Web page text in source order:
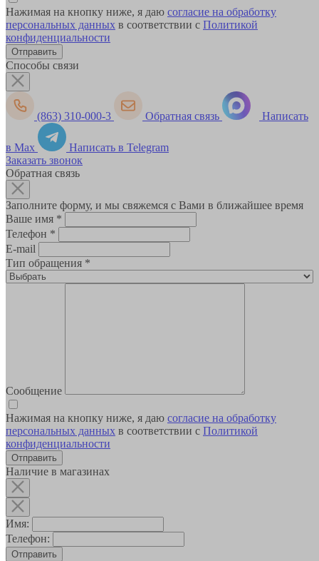
Нажимая на кнопку ниже, я даю согласие на обработку
персональных данных в соответствии с Политикой
конфиденциальности
Способы связи
(863) 310-000-3 Обратная связь Написать
в Max
Написать в Telegram
Заказать звонок
Обратная связь
Заполните форму, и мы свяжемся с Вами в ближайшее время
Ваше имя *
Телефон *
E-mail
Тип обращения *
Сообщение
Нажимая на кнопку ниже, я даю согласие на обработку
персональных данных в соответствии с Политикой
конфиденциальности
Наличие в магазинах
Имя:
Телефон:
Отправить